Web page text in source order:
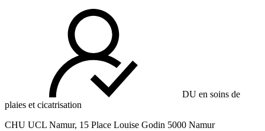
DU en soins de
plaies et cicatrisation
CHU UCL Namur, 15 Place Louise Godin 5000 Namur